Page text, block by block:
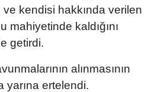
kendisi hakkında verilen
mahiyetinde kaldığını
getirdi.
alınmasının
yarına ertelendi.